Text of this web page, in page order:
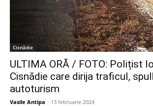
Cisnădie
ULTIMA ORĂ / FOTO: Polițist
Cisnădie care dirija traficul,
autoturism
Vasile Antipa - 13 februarie 2024